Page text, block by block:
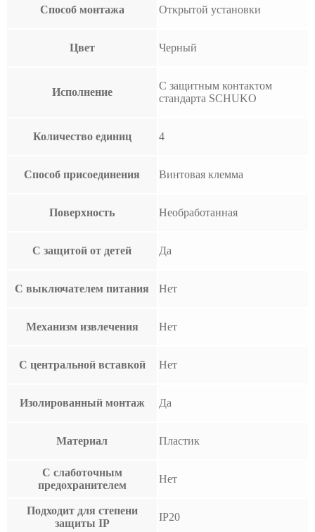
Способ монтажа Открытой установки
Цвет Черный
Исполнение
С защитным контактом
стандарта SCHUKO
Количество единиц 4
Способ присоединения Винтовая клемма
Поверхность Необработанная
С защитой от детей Да
С выключателем питания Нет
Механизм извлечения Нет
С центральной вставкой Нет
Изолированный монтаж Да
Материал Пластик
С слаботочным
предохранителем
Нет
Подходит для степени
защиты IP
IP20